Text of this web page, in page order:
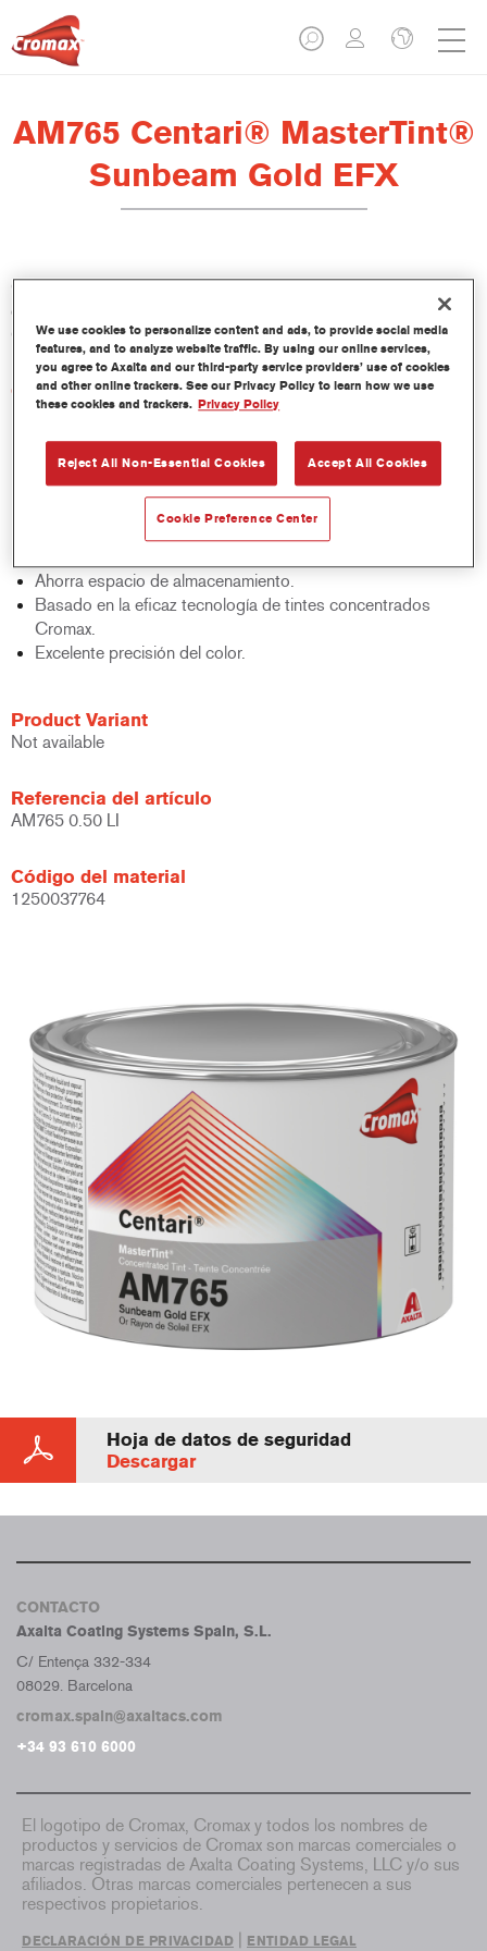
AM765 Centari® MasterTint®
Sunbeam Gold EFX
Centari Mastertint es un tinte concentrado de base disolvente
que forma parte de las gamas de acabado y bases bicapa
Centari.
Características del producto
Sistema de pintado de base disolvente, único por su
versatilidad y facilidad de uso.
Una sola máquina de mezcla proporciona todas las
calidades de base disolvente: medios y altos sólidos,
acabados y bases bicapa.
Ahorra espacio de almacenamiento.
Basado en la eficaz tecnología de tintes concentrados
Cromax.
Excelente precisión del color.
Product Variant
Not available
Referencia del artículo
AM765 0.50 LI
Código del material
1250037764
Hoja de datos de seguridad
Descargar
CONTACTO
Axalta Coating Systems Spain, S.L.
C/ Entença 332-334
08029. Barcelona
cromax.spain@axaltacs.com
+34 93 610 6000
El logotipo de Cromax, Cromax y todos los nombres de
productos y servicios de Cromax son marcas comerciales o
marcas registradas de Axalta Coating Systems, LLC y/o sus
afiliados. Otras marcas comerciales pertenecen a sus
respectivos propietarios.
DECLARACIÓN DE PRIVACIDAD ENTIDAD LEGAL
We use cookies to personalize content and ads, to provide social media
features, and to analyze website traffic. By using our online services,
you agree to Axalta and our third-party service providers’ use of cookies
and other online trackers. See our Privacy Policy to learn how we use
these cookies and trackers. Privacy Policy
Reject All Non-Essential Cookies Accept All Cookies
Cookie Preference Center